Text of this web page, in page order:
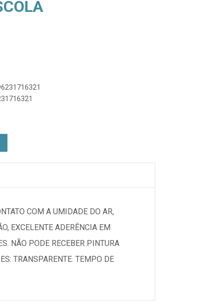
COM A UMIDADE DO AR,
EXCELENTE ADERÊNCIA EM
NÃO PODE RECEBER PINTURA
TRANSPARENTE. TEMPO DE